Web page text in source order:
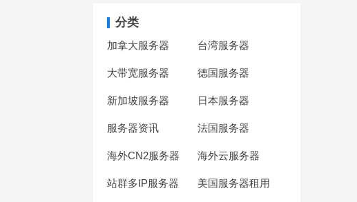
分类
加拿大服务器 台湾服务器
大带宽服务器 德国服务器
新加坡服务器 日本服务器
服务器资讯 法国服务器
海外CN2服务器 海外云服务器
站群多IP服务器 美国服务器租用